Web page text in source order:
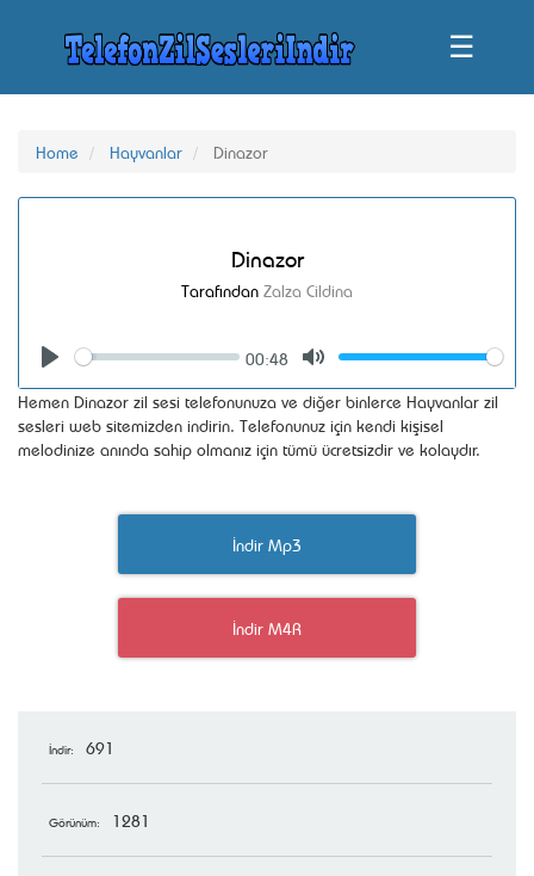
☰
Home Hayvanlar Dinazor
Dinazor
Tarafından Zalza Cildina
Seek
00:48
Volume
Hemen Dinazor zil sesi telefonunuza ve diğer binlerce Hayvanlar zil
sesleri web sitemizden indirin. Telefonunuz için kendi kişisel
melodinize anında sahip olmanız için tümü ücretsizdir ve kolaydır.
İndir Mp3
İndir M4R
İndir: 691
Görünüm: 1281